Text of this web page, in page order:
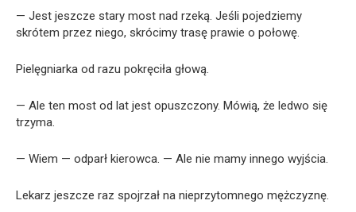
— Jest jeszcze stary most nad rzeką. Jeśli pojedziemy
skrótem przez niego, skrócimy trasę prawie o połowę.
Pielęgniarka od razu pokręciła głową.
— Ale ten most od lat jest opuszczony. Mówią, że ledwo się
trzyma.
— Wiem — odparł kierowca. — Ale nie mamy innego wyjścia.
Lekarz jeszcze raz spojrzał na nieprzytomnego mężczyznę.